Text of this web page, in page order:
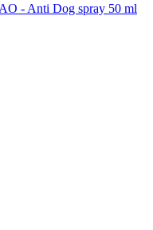
- Anti Dog spray 50 ml